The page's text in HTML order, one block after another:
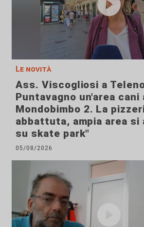
Le novità
Ass. Viscogliosi a
Puntavagno un'area
Mondobimbo 2. La
abbattuta, ampia area
su skate park"
05/08/2026